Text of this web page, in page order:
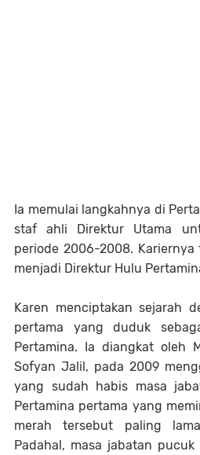
Ia memulai langkahnya di
staf ahli Direktur Utama
periode 2006-2008.
menjadi Direktur Hulu
Karen menciptakan sejarah
pertama yang duduk
Pertamina. Ia diangkat oleh
Sofyan Jalil, pada 2009
yang sudah habis masa
Pertamina pertama yang
merah tersebut paling
Padahal, masa jabatan